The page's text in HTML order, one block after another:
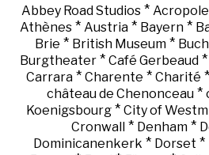
Abbey Road Studios*
Athènes * Austria * Bayern *
Brie * British Museum *
Burgtheater* Café Gerbeaud*
Carrara * Charente * Charité *
château de Chenonceau*
Koenigsbourg * City of
Cronwall* Denham*
Dominicanenkerk * Dorset *